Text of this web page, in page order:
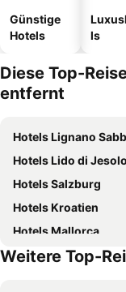
Günstige
Hotels
ls
Diese Top-
entfernt
Hotels Lignano
Hotels Lido di Jesolo
Hotels Salzburg
Hotels Kroatien
Hotels Mallorca
Hotels Österreich
Weitere Top-